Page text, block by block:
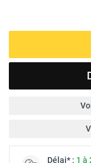
Délai* : 1 à